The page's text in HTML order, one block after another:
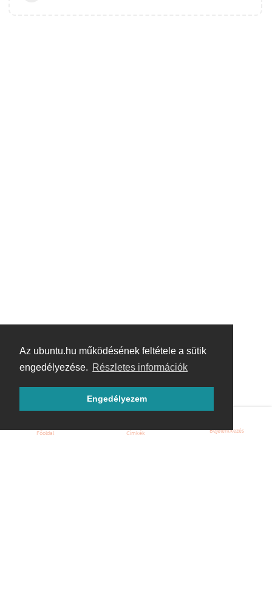
Az ubuntu.hu működésének feltétele a sütik
engedélyezése. Részletes információk
Engedélyezem
Főoldal Címkék Bejelentkezés